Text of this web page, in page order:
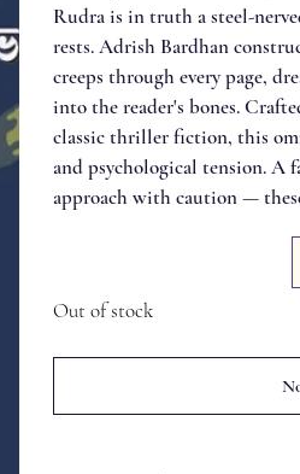
Rudra is in truth a steel-
rests. Adrish Bardhan
creeps through every page,
into the reader's bones.
classic thriller fiction, this
and psychological tension. A
approach with caution —
Out of stock